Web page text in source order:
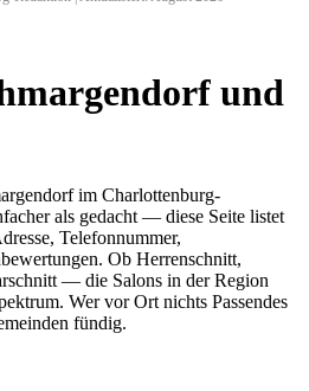
und
im Charlottenburg-
als gedacht — diese Seite listet
Telefonnummer,
Ob Herrenschnitt,
— die Salons in der Region
Wer vor Ort nichts Passendes
fündig.